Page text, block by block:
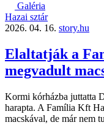
Galéria
Hazai sztár
2026. 04. 16. story.hu
Elaltatják a
megvadult
Kormi kórházba juttatta
harapta. A Família Kft
macskával, de már nem